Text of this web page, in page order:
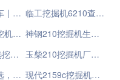
客户评车 | 现代HW150挖掘机，效率高，更省油
铁粉选挖机，必买三一SY215C，力大省油赚出3倍钱！
“强哥”选挖机，必买三一SY215C，力大省油赚出3倍钱
客户首选，大展宏图 | 现代挖掘机新春交机忙
临工挖掘机6210查出厂
神钢210挖掘机生产厂家
玉柴210挖掘机厂家电话
现代2159c挖掘机出厂